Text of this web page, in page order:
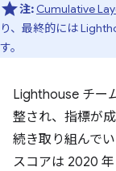
注: Cumulative
り、最終的には
す。
Lighthouse チー
整され、指標が
続き取り組んで
スコアは 2020 年